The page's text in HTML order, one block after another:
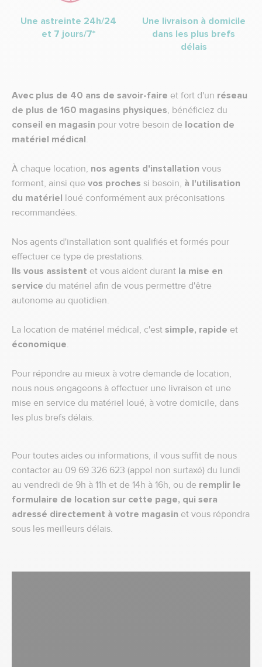
Une astreinte 24h/24
et 7 jours/7*
Une livraison à domicile
dans les plus brefs
délais
Avec plus de 40 ans de savoir-faire et fort d'un réseau
de plus de 160 magasins physiques, bénéficiez du
conseil en magasin pour votre besoin de location de
matériel médical.
À chaque location, nos agents d'installation vous
forment, ainsi que vos proches si besoin, à l'utilisation
du matériel loué conformément aux préconisations
recommandées.
Nos agents d'installation sont qualifiés et formés pour
effectuer ce type de prestations.
Ils vous assistent et vous aident durant la mise en
service du matériel afin de vous permettre d'être
autonome au quotidien.
La location de matériel médical, c'est simple, rapide et
économique.
Pour répondre au mieux à votre demande de location,
nous nous engageons à effectuer une livraison et une
mise en service du matériel loué, à votre domicile, dans
les plus brefs délais.
Pour toutes aides ou informations, il vous suffit de nous
contacter au 09 69 326 623 (appel non surtaxé) du lundi
au vendredi de 9h à 11h et de 14h à 16h, ou de remplir le
formulaire de location sur cette page, qui sera
adressé directement à votre magasin et vous répondra
sous les meilleurs délais.